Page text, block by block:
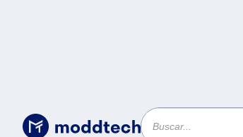
Filtros Limpiar